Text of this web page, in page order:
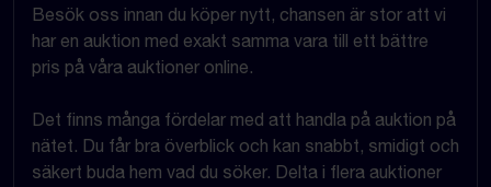
Besök oss innan du köper nytt, chansen är stor att vi
har en auktion med exakt samma vara till ett bättre
pris på våra auktioner online.
Det finns många fördelar med att handla på auktion på
nätet. Du får bra överblick och kan snabbt, smidigt och
säkert buda hem vad du söker. Delta i flera auktioner